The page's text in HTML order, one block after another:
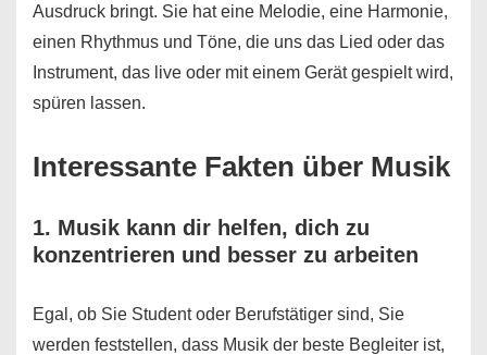
Ausdruck bringt. Sie hat eine Melodie, eine Harmonie,
einen Rhythmus und Töne, die uns das Lied oder das
Instrument, das live oder mit einem Gerät gespielt wird,
spüren lassen.
Interessante Fakten über Musik
1. Musik kann dir helfen, dich zu
konzentrieren und besser zu arbeiten
Egal, ob Sie Student oder Berufstätiger sind, Sie
werden feststellen, dass Musik der beste Begleiter ist,